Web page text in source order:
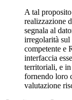
A tal
realizzazione
segnala al
irregolarità
competente e
interfaccia
territoriali, e in
fornendo loro
valutazione